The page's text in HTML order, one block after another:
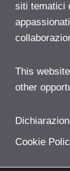
siti tematici
This
other
Cookie